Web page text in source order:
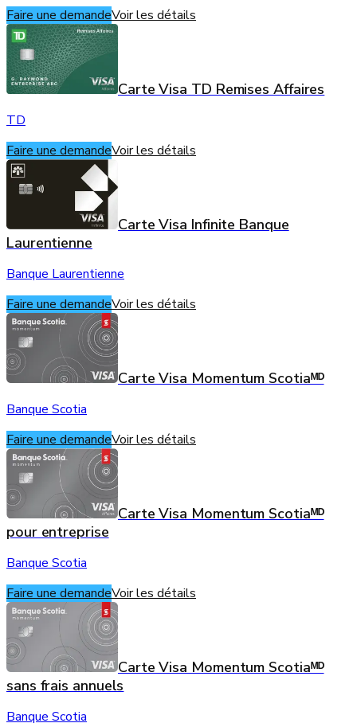
Faire une demandeVoir les détails
Carte Visa TD Remises Affaires
TD
Faire une demandeVoir les détails
Carte Visa Infinite Banque
Laurentienne
Banque Laurentienne
Faire une demandeVoir les détails
Carte Visa Momentum Scotiaᴹᴰ
Banque Scotia
Faire une demandeVoir les détails
Carte Visa Momentum Scotiaᴹᴰ
pour entreprise
Banque Scotia
Faire une demandeVoir les détails
Carte Visa Momentum Scotiaᴹᴰ
sans frais annuels
Banque Scotia